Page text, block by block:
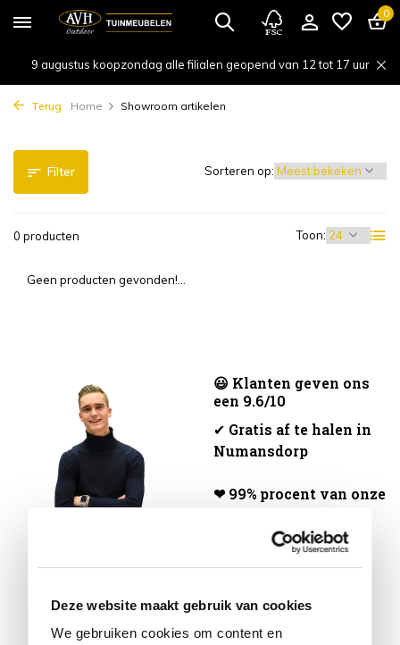
Deze website maakt gebruik van cookies
We gebruiken cookies om content en
0
9 augustus koopzondag alle filialen geopend van 12 tot 17 uur
Terug Home Showroom artikelen
Filter
0 producten Toon:
Sorteren op:
Geen producten gevonden!...
😃 Klanten geven ons
een 9.6/10
✔ Gratis af te halen in
Numansdorp
❤ 99% procent van onze
Volg ons!